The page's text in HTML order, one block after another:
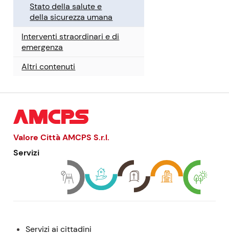
Stato della salute e
della sicurezza umana
Interventi straordinari e di
emergenza
Altri contenuti
Valore Città AMCPSS.r.l.
Servizi
Menu:
Servizi ai cittadini